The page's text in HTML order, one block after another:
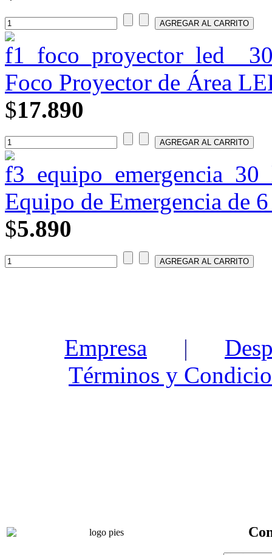
Foco Proyector de Área
$17.890
Equipo de Emergencia de
$5.890
Empresa |
Términos y